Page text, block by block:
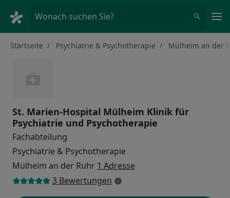
Wonach suchen Sie?
Startseite Psychiatrie & Psychotherapie Mülheim an der
St. Marien-Hospital Mülheim Klinik für
Psychiatrie und Psychotherapie
Fachabteilung
Psychiatrie & Psychotherapie
Mülheim an der Ruhr 1 Adresse
3 Bewertungen